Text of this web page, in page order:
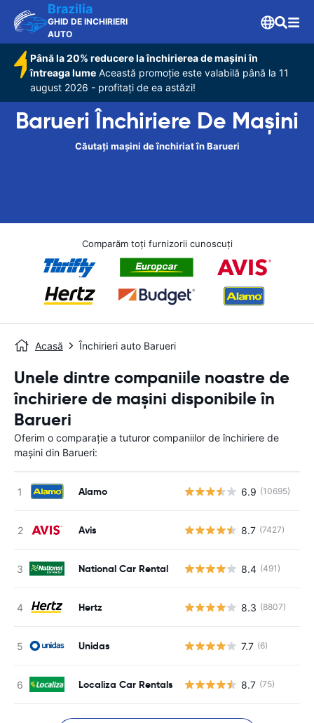
Brazilia
GHID DE INCHIRIERI
AUTO
Până la 20% reducere la închirierea de mașini în
întreaga lume Această promoție este valabilă până la 11
august 2026 - profitați de ea astăzi!
Barueri Închiriere De Maşini
Căutați mașini de închiriat în Barueri
Comparăm toți furnizorii cunoscuți
Acasă Închirieri auto Barueri
Unele dintre companiile noastre de
închiriere de mașini disponibile în
Barueri
Oferim o comparație a tuturor companiilor de închiriere de
mașini din Barueri:
Alamo 6.9 (10695)
Avis 8.7 (7427)
National Car Rental 8.4 (491)
Hertz 8.3 (8807)
Unidas 7.7 (6)
Localiza Car Rentals 8.7 (75)